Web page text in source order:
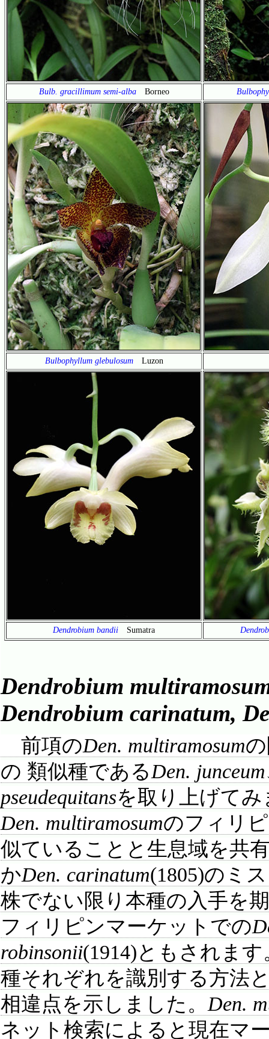
Bulb. gracillimum semi-albaBorneo
Bulbophyllum glebulosumLuzon
Dendrobium bandii Sumatra
Dendrobium
Dendrobium carinatum,
前項のDen. multiramosum
の 類似種であるDen. junceum
pseudequitansを取り上げて
Den. multiramosumのフィリ
似ていることと生息域を共
かDen. carinatum(1805)のミ
株でない限り本種の入手を
フィリピンマーケットでの
robinsonii(1914)ともされま
種それぞれを識別する方法
相違点を示しました。 Den.
ネット検索によると現在マ